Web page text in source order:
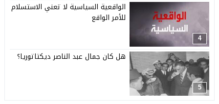
4
الواقعية السياسية لا تعني الاستسلام
للأمر الواقع
5
هل كان جمال عبد الناصر ديكتاتوريا؟